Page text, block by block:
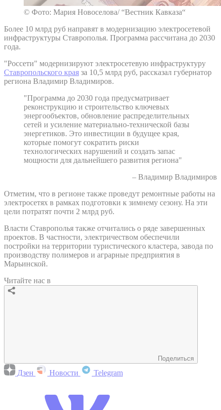
© Фото: Мария Новоселова/ “Вестник Кавказа“
Более 10 млрд руб направят в модернизацию электросетевой
инфраструктуры Ставрополья. Программа рассчитана до 2030
года.
"Россети" модернизируют электросетевую инфраструктуру
Ставропольского края за 10,5 млрд руб, рассказал губернатор
региона Владимир Владимиров.
"Программа до 2030 года предусматривает
реконструкцию и строительство ключевых
энергообъектов, обновление распределительных
сетей и усиление материально-технической базы
энергетиков. Это инвестиции в будущее края,
которые помогут сократить риски
технологических нарушений и создать запас
мощности для дальнейшего развития региона"
– Владимир Владимиров
Отметим, что в регионе также проведут ремонтные работы на
электросетях в рамках подготовки к зимнему сезону. На эти
цели потратят почти 2 млрд руб.
Власти Ставрополья также отчитались о ряде завершенных
проектов. В частности, электричеством обеспечили
постройки на территории туристического кластера, завода по
производству полимеров и аграрные предприятия в
Марьинской.
Читайте нас в
Поделиться
Дзен Новости Telegram